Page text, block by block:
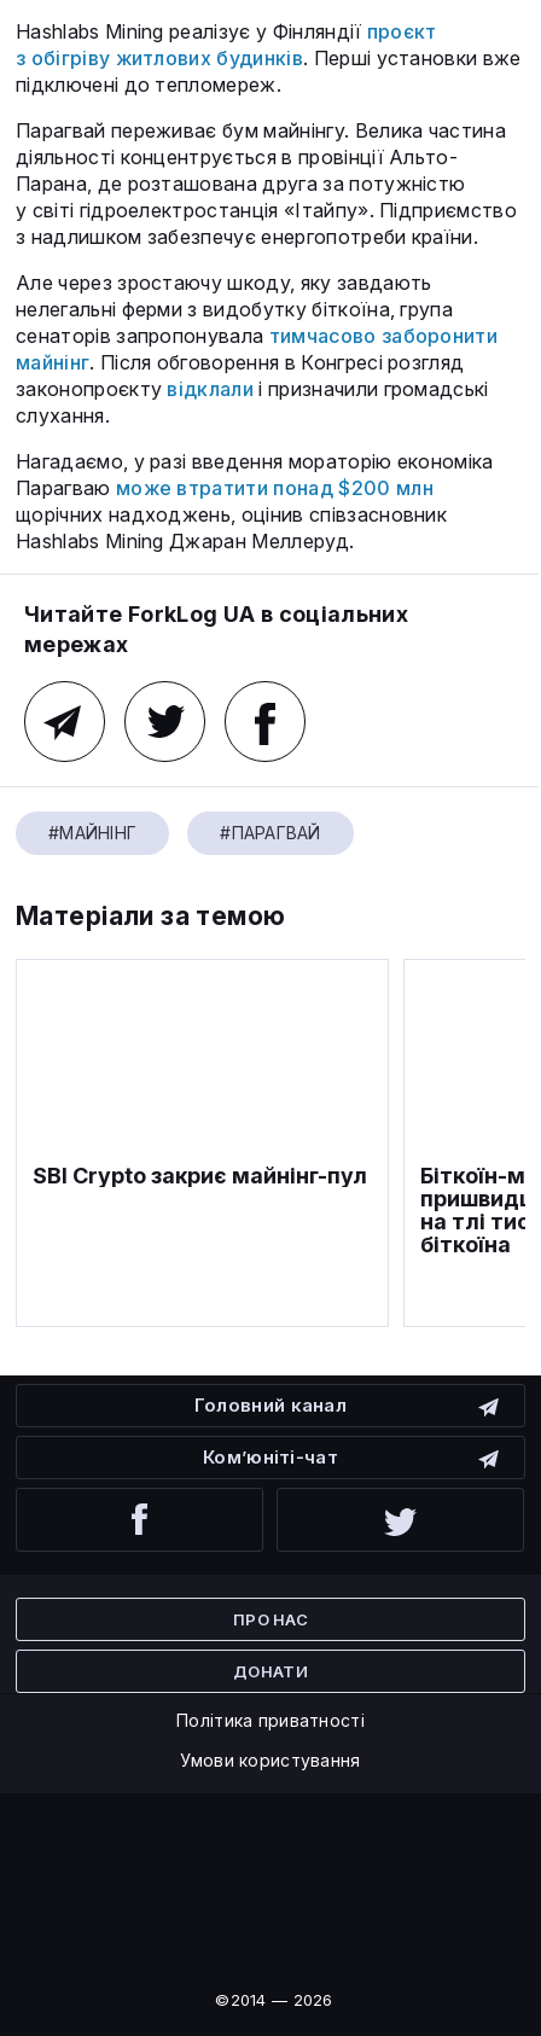
Hashlabs Mining реалізує у Фінляндії проєкт
з обігріву житлових будинків. Перші установки вже
підключені до тепломереж.
Парагвай переживає бум майнінгу. Велика частина
діяльності концентрується в провінції Альто-
Парана, де розташована друга за потужністю
у світі гідроелектростанція «Ітайпу». Підприємство
з надлишком забезпечує енергопотреби країни.
Але через зростаючу шкоду, яку завдають
нелегальні ферми з видобутку біткоїна, група
сенаторів запропонувала тимчасово заборонити
майнінг. Після обговорення в Конгресі розгляд
законопроєкту відклали і призначили громадські
слухання.
Нагадаємо, у разі введення мораторію економіка
Парагваю може втратити понад $200 млн
щорічних надходжень, оцінив співзасновник
Hashlabs Mining Джаран Меллеруд.
Читайте ForkLog UA в соціальних
мережах
#МАЙНІНГ #ПАРАГВАЙ
Матеріали за темою
SBI Crypto закриє майнінг-пул
Біткоїн-
на тлі
біткоїна
Головний канал
Ком’юніті-чат
ПРО НАС
ДОНАТИ
Політика приватності
Умови користування
©2014 — 2026